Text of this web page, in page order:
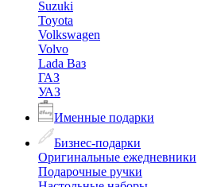
Suzuki
Toyota
Volkswagen
Volvo
Lada Ваз
ГАЗ
УАЗ
Именные подарки
Бизнес-подарки
Оригинальные ежедневники
Подарочные ручки